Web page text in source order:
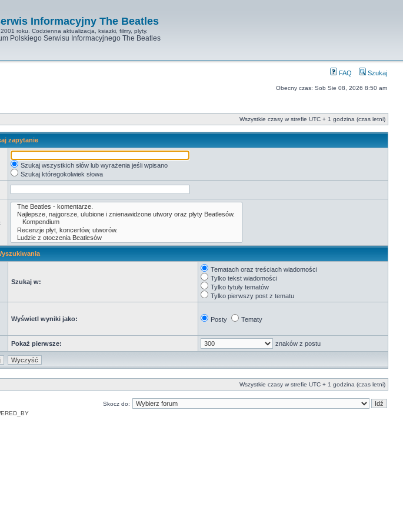
Informacyjny The Beatles
roku. Codzienna aktualizacja, ksiazki, filmy, plyty.
Polskiego Serwisu Informacyjnego The Beatles
FAQ Szukaj
Obecny czas: Sob Sie 08, 2026 8:50 am
Wszystkie czasy w strefie UTC + 1 godzina (czas letni)
zapytanie
Szukaj wszystkich słów lub wyrażenia jeśli wpisano
Szukaj któregokolwiek słowa
Szukaj w:
Tematach oraz treściach wiadomości
Tylko tekst wiadomości
Tylko tytuły tematów
Tylko pierwszy post z tematu
Wyświetl wyniki jako: Posty Tematy
Pokaż pierwsze: znaków z postu
Wszystkie czasy w strefie UTC + 1 godzina (czas letni)
Skocz do: